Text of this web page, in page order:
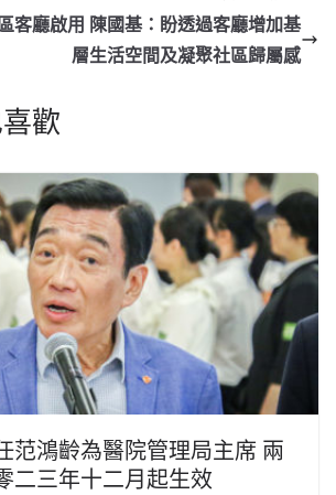
客廳啟用 陳國基：盼透過客廳增加基
層生活空間及凝聚社區歸屬感
歡
范鴻齡為醫院管理局主席 兩
二三年十二月起生效